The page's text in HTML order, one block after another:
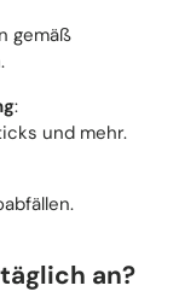
gemäß
:
und mehr.
an?